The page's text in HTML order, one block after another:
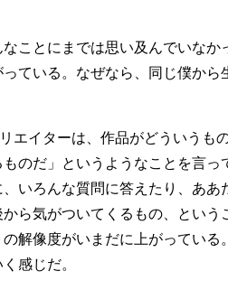
ことにまでは思い及んでいなか
ている。なぜなら、同じ僕から
エイターは、作品がどういうも
のだ」というようなことを言っ
いろんな質問に答えたり、ああ
ら気がついてくるもの、という
解像度がいまだに上がっている
感じだ。